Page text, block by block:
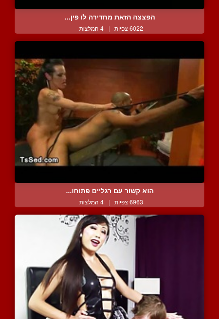
הפצצה הזאת מחדירה לו פין...
6022 צפיות | 4 המלצות
הוא קשור עם רגליים פתוחו...
6963 צפיות | 4 המלצות